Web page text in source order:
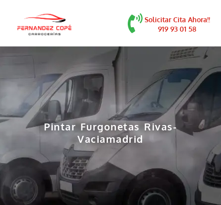
Solicitar Cita Ahora!!
919 93 01 58
Pintar Furgonetas Rivas-
Vaciamadrid